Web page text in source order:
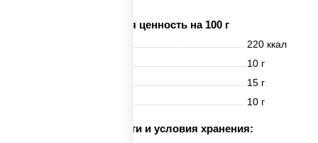
Пищевая ценность на 100 г
220 ккал
10 г
15 г
10 г
Срок годности и условия хранения: